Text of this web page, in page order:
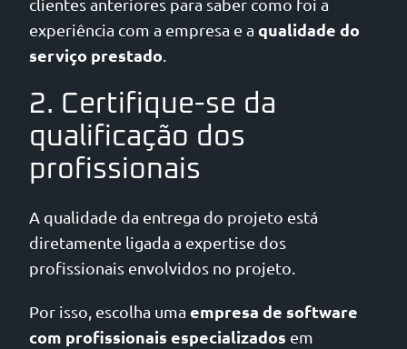
experiência com a empresa e a qualidade do
serviço prestado
2. Certifique-se da
qualificação dos
profissionais
A qualidade da entrega do projeto está
diretamente ligada a expertise dos
profissionais envolvidos no projeto.
Por isso, escolha uma empresa de software
com profissionais especializados em